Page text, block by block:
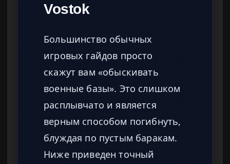
Vostok
Большинство обычных
игровых гайдов просто
скажут вам «обыскивать
военные базы». Это слишком
расплывчато и является
верным способом погибнуть,
блуждая по пустым баракам.
Ниже приведен точный